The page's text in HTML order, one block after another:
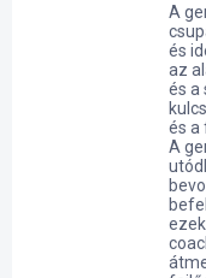
A
és
az
és a
és a
A